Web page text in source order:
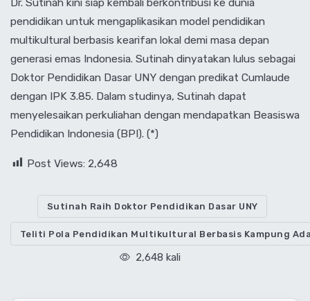
pendidikan untuk mengaplikasikan model pendidikan
multikultural berbasis kearifan lokal demi masa depan
generasi emas Indonesia. Sutinah dinyatakan lulus sebagai
Doktor Pendidikan Dasar UNY dengan predikat Cumlaude
dengan IPK 3.85. Dalam studinya, Sutinah dapat
menyelesaikan perkuliahan dengan mendapatkan Beasiswa
Pendidikan Indonesia (BPI). (*)
Post Views: 2,648
‎Sutinah Raih Doktor Pendidikan Dasar UNY
Teliti Pola Pendidikan Multikultural Berbasis Kampung
2,648 kali